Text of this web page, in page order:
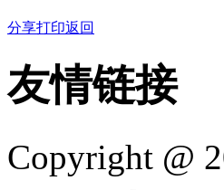
分享打印返回
友情链接
Copyright @